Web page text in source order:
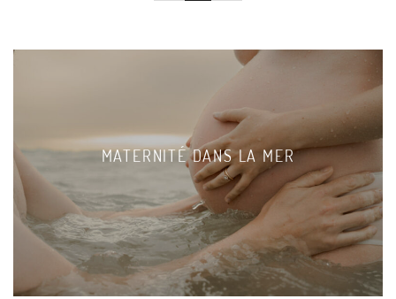
MATERNITÉ DANS LA MER